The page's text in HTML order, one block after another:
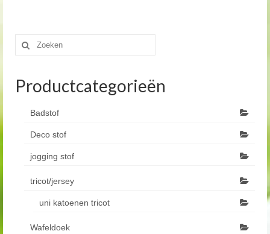
Zoeken
naar:
Productcategorieën
Badstof
Deco stof
jogging stof
tricot/jersey
uni katoenen tricot
Wafeldoek